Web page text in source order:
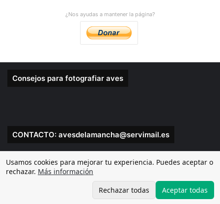
¿Nos ayudas a mantener la página?
Consejos para fotografiar aves
CONTACTO: avesdelamancha@servimail.es
E-Mail: avesdelamancha@servimail.es
Usamos cookies para mejorar tu experiencia. Puedes aceptar o
rechazar. Más información
Rechazar todas
Aceptar todas